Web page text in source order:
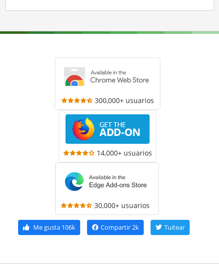
300,000+ usuarios
14,000+ usuarios
30,000+ usuarios
Me gusta106k Compartir2k Tuitear